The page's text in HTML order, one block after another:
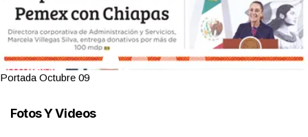
Portada Octubre 09
Fotos Y Videos